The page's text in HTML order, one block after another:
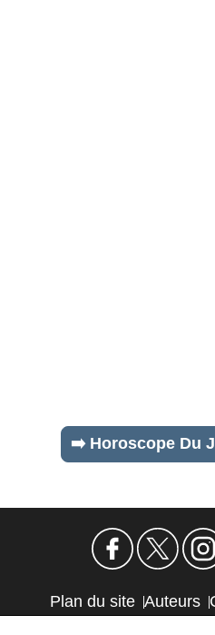
➡️ Horoscope Du
Plan du site Auteurs